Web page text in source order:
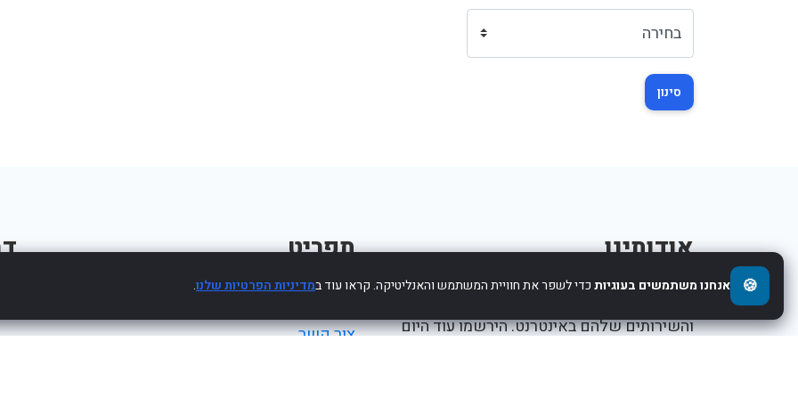
סינון
אודותינו
והשירותים שלהם באינטרנט. הירשמו עוד היום
תפריט
צור קשר
🍪 אנחנו משתמשים בעוגיותכדי לשפר את חוויית המשתמש והאנליטיקה. קראו עוד במדיניות הפרטיות שלנו.